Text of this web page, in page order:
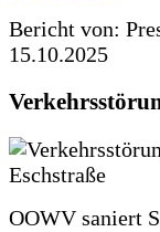
Bericht von:
15.10.2025
OOWV saniert